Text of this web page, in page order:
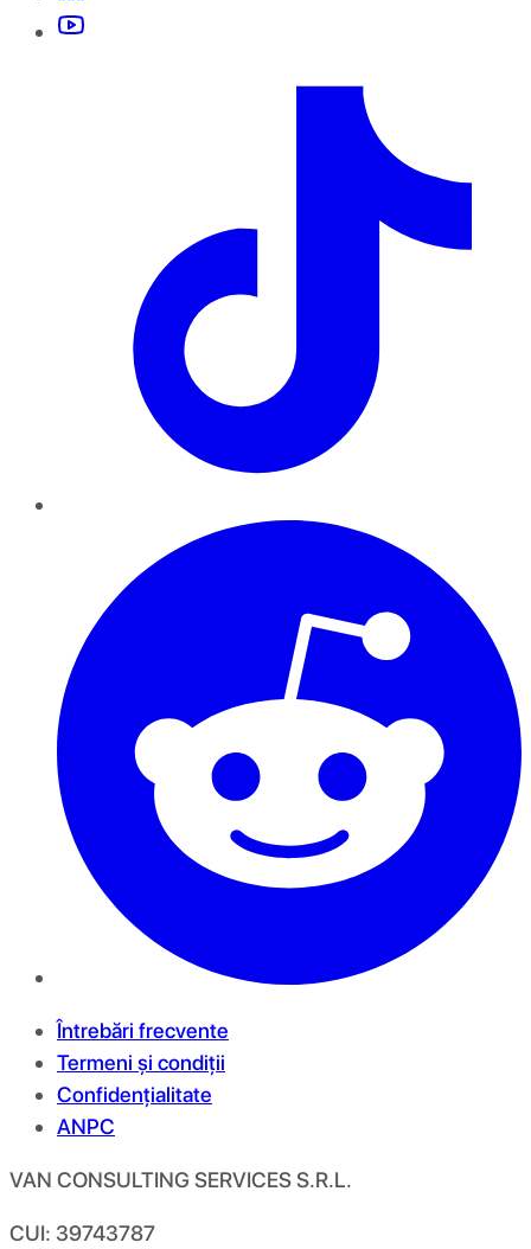
Întrebări frecvente
Termeni și condiții
Confidențialitate
ANPC
VAN CONSULTING SERVICES S.R.L.
CUI: 39743787